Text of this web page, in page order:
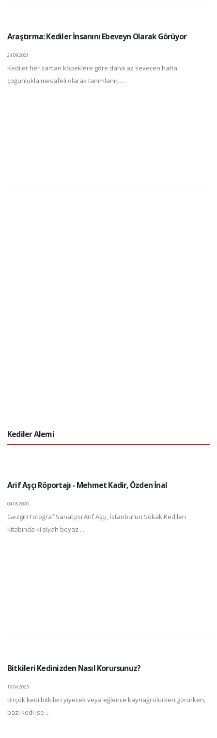
Araştırma: Kediler İnsanını Ebeveyn Olarak Görüyor
24.09.2021
Kediler her zaman köpeklere göre daha az sevecen hatta
çoğunlukla mesafeli olarak tanımlanır. ...
Kediler Alemi
Arif Aşçı Röportajı - Mehmet Kadir, Özden İnal
04.05.2020
Gezgin Fotoğraf Sanatçısı Arif Aşçı, İstanbul’un Sokak Kedileri
kitabında ki siyah beyaz ...
Bitkileri Kedinizden Nasıl Korursunuz?
19.04.2023
Birçok kedi bitkileri yiyecek veya eğlence kaynağı olurken görürken,
bazı kedi ise ...